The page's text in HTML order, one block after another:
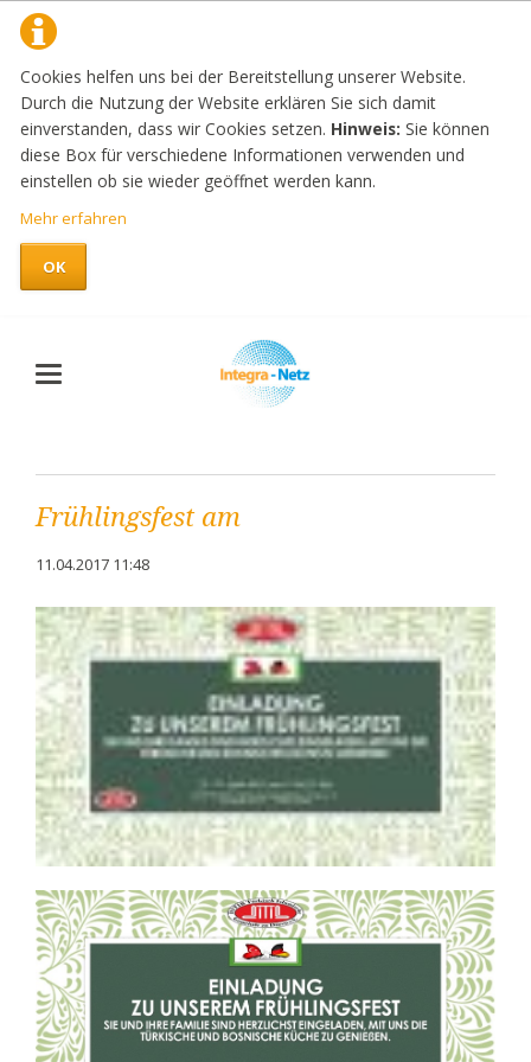
Cookies helfen uns bei der Bereitstellung unserer Website.
Durch die Nutzung der Website erklären Sie sich damit
einverstanden, dass wir Cookies setzen. Hinweis: Sie können
diese Box für verschiedene Informationen verwenden und
einstellen ob sie wieder geöffnet werden kann.
Mehr erfahren
OK
Frühlingsfest am
11.04.2017 11:48